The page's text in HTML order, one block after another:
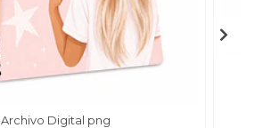
Archivo Digital png